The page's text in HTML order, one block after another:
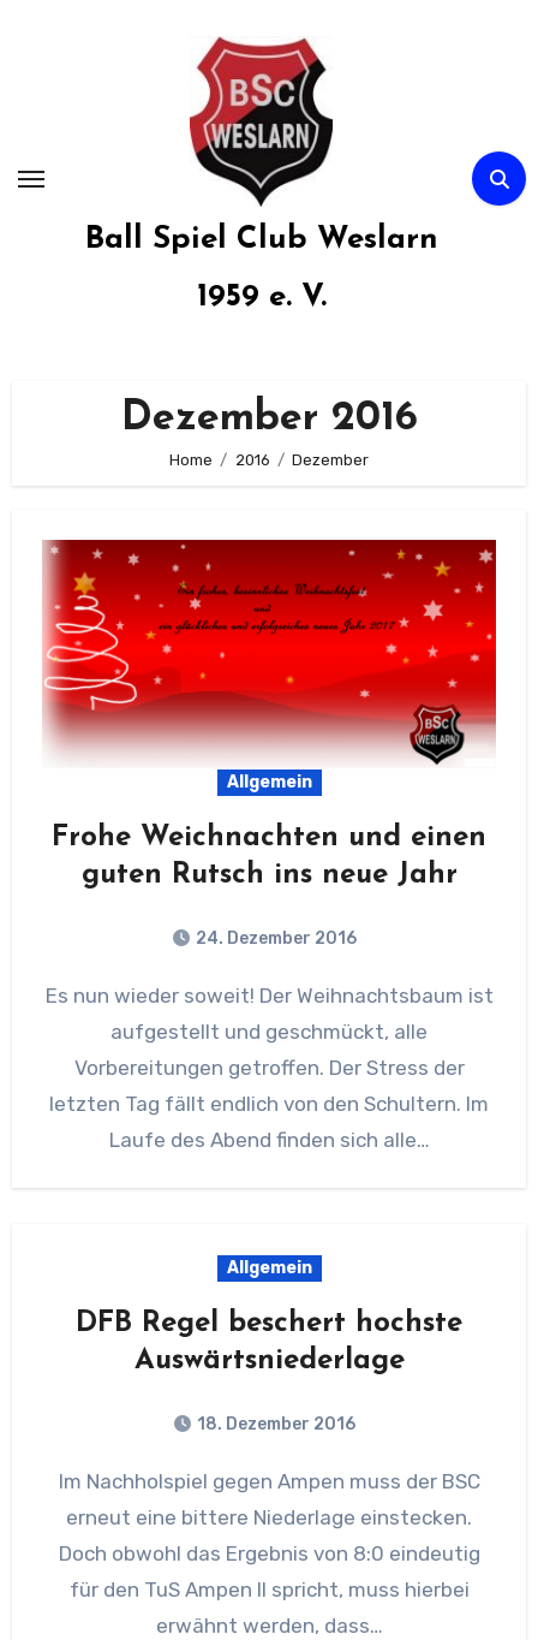
Ball Spiel Club Weslarn
1959 e. V.
Dezember 2016
Home 2016 Dezember
Allgemein
Frohe Weichnachten und einen
guten Rutsch ins neue Jahr
24. Dezember 2016
Es nun wieder soweit! Der Weihnachtsbaum ist
aufgestellt und geschmückt, alle
Vorbereitungen getroffen. Der Stress der
letzten Tag fällt endlich von den Schultern. Im
Laufe des Abend finden sich alle…
Allgemein
DFB Regel beschert hochste
Auswärtsniederlage
18. Dezember 2016
Im Nachholspiel gegen Ampen muss der BSC
erneut eine bittere Niederlage einstecken.
Doch obwohl das Ergebnis von 8:0 eindeutig
für den TuS Ampen II spricht, muss hierbei
erwähnt werden, dass…